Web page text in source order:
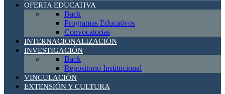
OFERTA EDUCATIVA
Back
Programas Educativos
Convocatorias
INTERNACIONALIZACIÓN
INVESTIGACIÓN
Back
Repositorio Institucional
VINCULACIÓN
EXTENSIÓN Y CULTURA